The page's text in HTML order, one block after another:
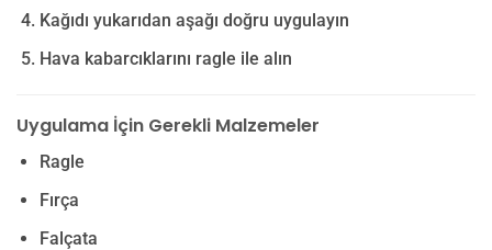
Kağıdı yukarıdan aşağı doğru uygulayın
Hava kabarcıklarını ragle ile alın
Uygulama İçin Gerekli Malzemeler
Ragle
Fırça
Falçata